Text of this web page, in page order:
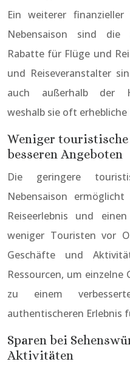
Ein weiterer
Nebensaison sind
Rabatte für Flüge und
und Reiseveranstalter
auch außerhalb der
weshalb sie oft
Weniger
besseren Angeboten
Die geringere
Nebensaison
Reiseerlebnis und
weniger Touristen vor
Geschäfte und
Ressourcen, um einzelne
zu einem
authentischeren Erlebnis
Sparen bei
Aktivitäten